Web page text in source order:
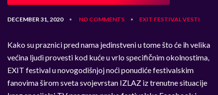
DECEMBER 31, 2020 • NO COMMENTS • EXIT FESTIVALVESTI
Kako su praznici pred nama jedinstveni u tome što će ih velika
većina ljudi provesti kod kuće u vrlo specifičnim okolnostima,
EXIT festival u novogodišnjoj noći ponudiće festivalskim
fanovima širom sveta svojevrstan IZLAZ iz trenutne situacije